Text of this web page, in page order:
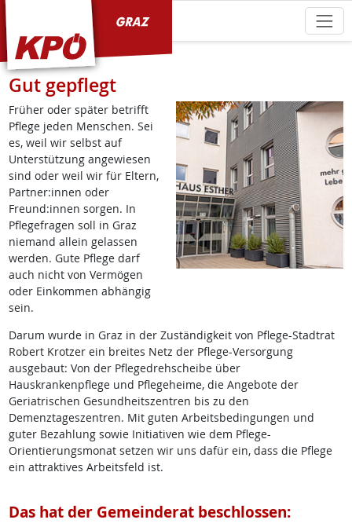
Gut gepflegt
Früher oder später betrifft
Pflege jeden Menschen. Sei
es, weil wir selbst auf
Unterstützung angewiesen
sind oder weil wir für Eltern,
Partner:innen oder
Freund:innen sorgen. In
Pflegefragen soll in Graz
niemand allein gelassen
werden. Gute Pflege darf
auch nicht von Vermögen
oder Einkommen abhängig
sein.
Darum wurde in Graz in der Zuständigkeit von Pflege-Stadtrat
Robert Krotzer ein breites Netz der Pflege-Versorgung
ausgebaut: Von der Pflegedrehscheibe über
Hauskrankenpflege und Pflegeheime, die Angebote der
Geriatrischen Gesundheitszentren bis zu den
Demenztageszentren. Mit guten Arbeitsbedingungen und
guter Bezahlung sowie Initiativen wie dem Pflege-
Orientierungsmonat setzen wir uns dafür ein, dass die Pflege
ein attraktives Arbeitsfeld ist.
Das hat der Gemeinderat beschlossen: